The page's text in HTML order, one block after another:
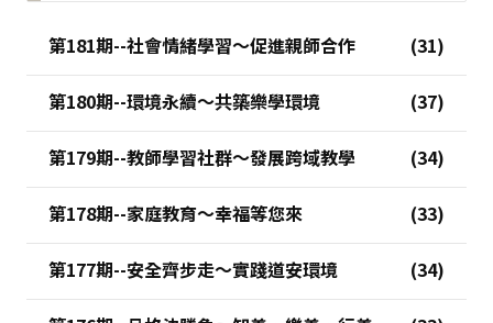
第181期--社會情緒學習～促進親師合作
第180期--環境永續～共築樂學環境
第179期--教師學習社群～發展跨域教學
第178期--家庭教育～幸福等您來
第177期--安全齊步走～實踐道安環境